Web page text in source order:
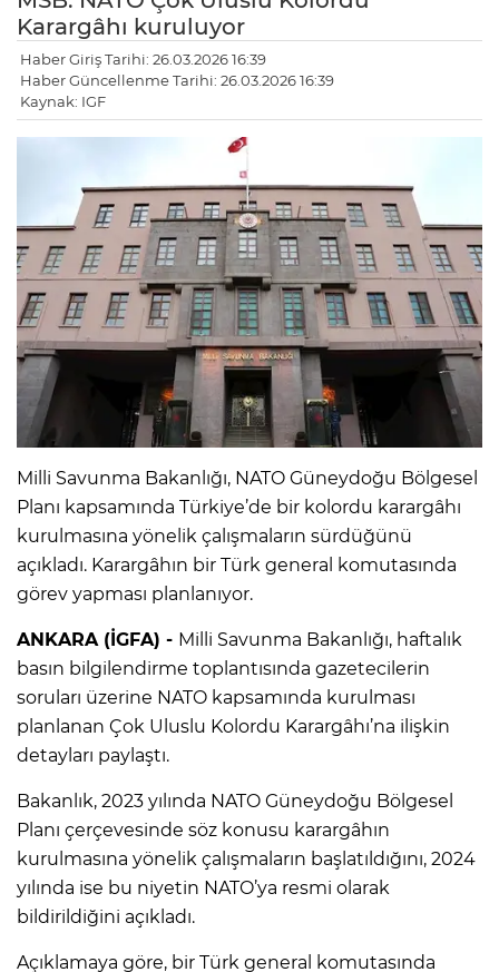
Karargâhı kuruluyor
Haber Giriş Tarihi: 26.03.2026 16:39
Haber Güncellenme Tarihi: 26.03.2026 16:39
Kaynak: IGF
Milli Savunma Bakanlığı, NATO Güneydoğu Bölgesel
Planı kapsamında Türkiye’de bir kolordu karargâhı
kurulmasına yönelik çalışmaların sürdüğünü
açıkladı. Karargâhın bir Türk general komutasında
görev yapması planlanıyor.
ANKARA (İGFA) - Milli Savunma Bakanlığı, haftalık
basın bilgilendirme toplantısında gazetecilerin
soruları üzerine NATO kapsamında kurulması
planlanan Çok Uluslu Kolordu Karargâhı’na ilişkin
detayları paylaştı.
Bakanlık, 2023 yılında NATO Güneydoğu Bölgesel
Planı çerçevesinde söz konusu karargâhın
kurulmasına yönelik çalışmaların başlatıldığını, 2024
yılında ise bu niyetin NATO’ya resmi olarak
bildirildiğini açıkladı.
Açıklamaya göre, bir Türk general komutasında